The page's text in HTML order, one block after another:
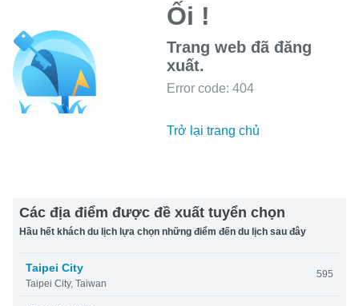
Ối !
Trang web đã đăng
xuất.
Error code: 404
Trở lại trang chủ
Các địa điểm được đề xuất tuyển chọn
Hầu hết khách du lịch lựa chọn những điểm đến du lịch sau đây
Taipei City
Taipei City, Taiwan
595